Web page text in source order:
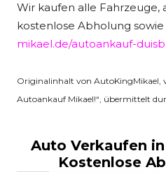
Wir kaufen alle
kostenlose Abholung
mikael.de/autoankauf-
Originalinhalt von AutoKingMikael,
Autoankauf Mikael!“, übermittelt
Auto Verkaufen
Kostenlose